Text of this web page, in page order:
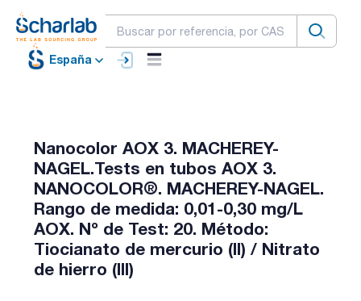
España
Nanocolor AOX 3. MACHEREY-
NAGEL.Tests en tubos AOX 3.
NANOCOLOR®. MACHEREY-NAGEL.
Rango de medida: 0,01-0,30 mg/L
AOX. Nº de Test: 20. Método:
Tiocianato de mercurio (II) / Nitrato
de hierro (III)